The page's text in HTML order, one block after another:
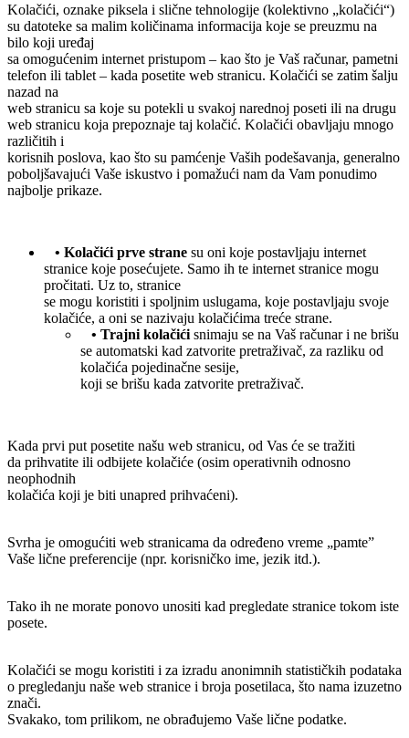
Kolačići, oznake piksela i slične tehnologije (kolektivno „kolačići“)
su datoteke sa malim količinama informacija koje se preuzmu na
bilo koji uređaj
sa omogućenim internet pristupom – kao što je Vaš računar, pametni
telefon ili tablet – kada posetite web stranicu. Kolačići se zatim šalju
nazad na
web stranicu sa koje su potekli u svakoj narednoj poseti ili na drugu
web stranicu koja prepoznaje taj kolačić. Kolačići obavljaju mnogo
različitih i
korisnih poslova, kao što su pamćenje Vaših podešavanja, generalno
poboljšavajući Vaše iskustvo i pomažući nam da Vam ponudimo
najbolje prikaze.
• Kolačići prve strane su oni koje postavljaju internet
stranice koje posećujete. Samo ih te internet stranice mogu
pročitati. Uz to, stranice
se mogu koristiti i spoljnim uslugama, koje postavljaju svoje
kolačiće, a oni se nazivaju kolačićima treće strane.
• Trajni kolačići snimaju se na Vaš računar i ne brišu
se automatski kad zatvorite pretraživač, za razliku od
kolačića pojedinačne sesije,
koji se brišu kada zatvorite pretraživač.
Kada prvi put posetite našu web stranicu, od Vas će se tražiti
da prihvatite ili odbijete kolačiće (osim operativnih odnosno
neophodnih
kolačića koji je biti unapred prihvaćeni).
Svrha je omogućiti web stranicama da određeno vreme „pamte”
Vaše lične preferencije (npr. korisničko ime, jezik itd.).
Tako ih ne morate ponovo unositi kad pregledate stranice tokom iste
posete.
Kolačići se mogu koristiti i za izradu anonimnih statističkih podataka
o pregledanju naše web stranice i broja posetilaca, što nama izuzetno
znači.
Svakako, tom prilikom, ne obrađujemo Vaše lične podatke.